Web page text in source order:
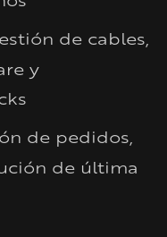
de cables,
y
de pedidos,
de última